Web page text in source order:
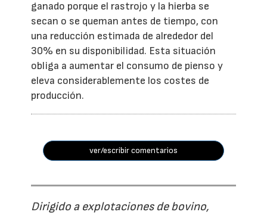
ganado porque el rastrojo y la hierba se
secan o se queman antes de tiempo, con
una reducción estimada de alrededor del
30% en su disponibilidad. Esta situación
obliga a aumentar el consumo de pienso y
eleva considerablemente los costes de
producción.
ver/escribir comentarios
Dirigido a explotaciones de bovino,